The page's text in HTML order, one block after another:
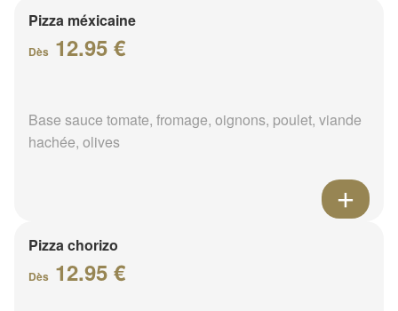
Pizza méxicaine
Dès 12.95 €
Base sauce tomate, fromage, oignons, poulet, viande
hachée, olives
Pizza chorizo
Dès 12.95 €